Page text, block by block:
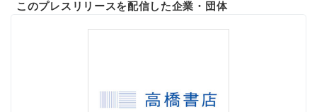
このプレスリリースを配信した企業・団体